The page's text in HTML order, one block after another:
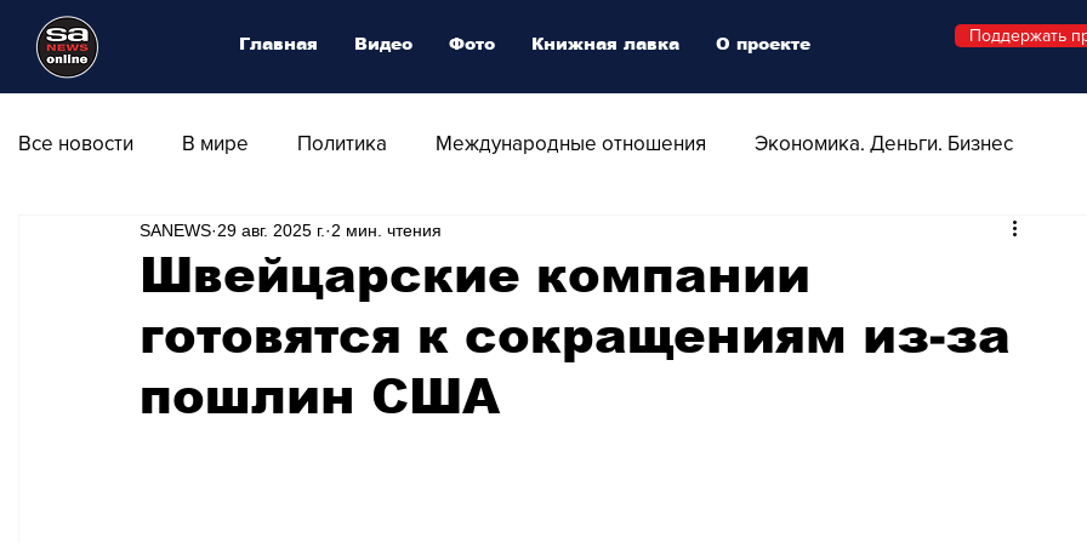
Все новости В мире Политика Международные отношения Экономика. Деньги. Бизнес
Общество Армия Аналитика
Транспорт Культура Магия искусства Swiss Афиша Стиль Стильный четверг
Швейцарские компании
готовятся к сокращениям из-за
пошлин США
SANEWS 29 авг. 2025 г. 2 мин. чтения
Главная Видео Фото Книжная лавка О проекте Поддержать